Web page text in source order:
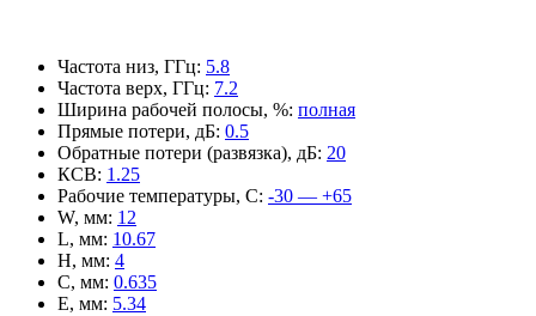
Частота низ, ГГц: 5.8
Частота верх, ГГц: 7.2
Ширина рабочей полосы, %: полная
Прямые потери, дБ: 0.5
Обратные потери (развязка), дБ: 20
КСВ: 1.25
Рабочие температуры, С: -30 — +65
W, мм: 12
L, мм: 10.67
H, мм: 4
C, мм: 0.635
E, мм: 5.34